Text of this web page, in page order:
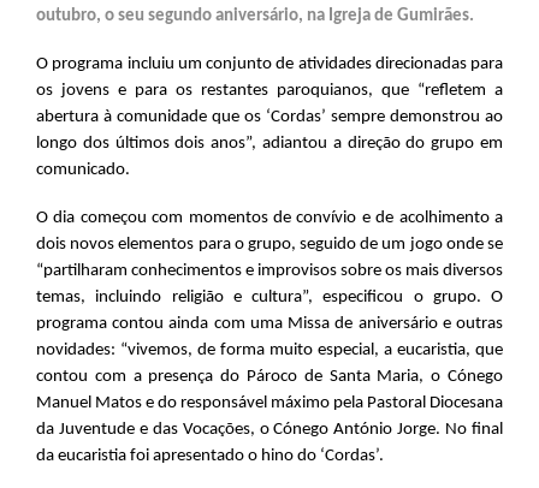
outubro, o seu segundo aniversário, na Igreja de Gumirães.
O programa incluiu um conjunto de atividades direcionadas para
os jovens e para os restantes paroquianos, que “refletem a
abertura à comunidade que os ‘Cordas’ sempre demonstrou ao
longo dos últimos dois anos”, adiantou a direção do grupo em
comunicado.
O dia começou com momentos de convívio e de acolhimento a
dois novos elementos para o grupo, seguido de um jogo onde se
“partilharam conhecimentos e improvisos sobre os mais diversos
temas, incluindo religião e cultura”, especificou o grupo. O
programa contou ainda com uma Missa de aniversário e outras
novidades: “vivemos, de forma muito especial, a eucaristia, que
contou com a presença do Pároco de Santa Maria, o Cónego
Manuel Matos e do responsável máximo pela Pastoral Diocesana
da Juventude e das Vocações, o Cónego António Jorge. No final
da eucaristia foi apresentado o hino do ‘Cordas’.